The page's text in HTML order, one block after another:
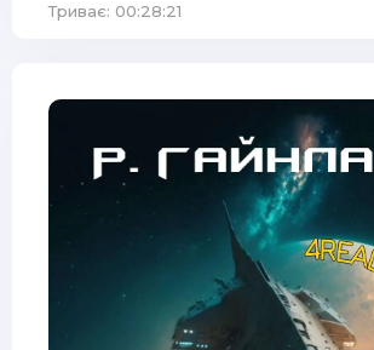
Триває: 00:28:21